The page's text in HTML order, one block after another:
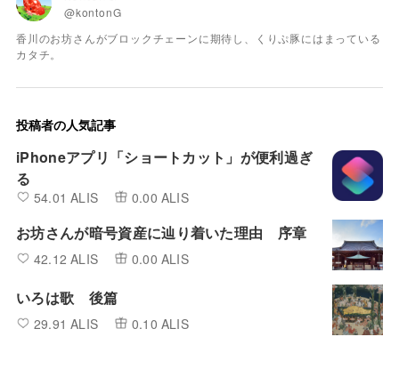
@kontonG
香川のお坊さんがブロックチェーンに期待し、くりぷ豚にはまっている
カタチ。
投稿者の人気記事
iPhoneアプリ「ショートカット」が便利過ぎ
る
54.01 ALIS 0.00 ALIS
お坊さんが暗号資産に辿り着いた理由 序章
42.12 ALIS 0.00 ALIS
いろは歌 後篇
29.91 ALIS 0.10 ALIS